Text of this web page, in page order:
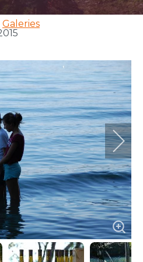
Galeries